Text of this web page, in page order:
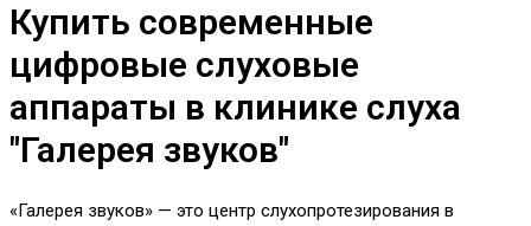
Купить современные
цифровые слуховые
аппараты в клинике слуха
"Галерея звуков"
«Галерея звуков» — это центр слухопротезирования в